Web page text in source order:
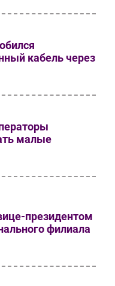
кабель через
малые
президентом
филиала